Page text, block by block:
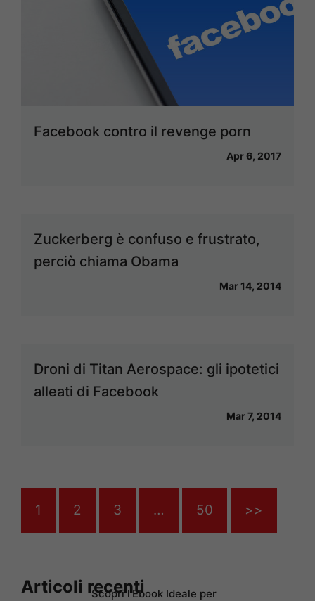
Facebook contro il revenge porn
Apr 6, 2017
Zuckerberg è confuso e frustrato,
perciò chiama Obama
Mar 14, 2014
Droni di Titan Aerospace: gli ipotetici
alleati di Facebook
Mar 7, 2014
1 2 3 … 50 >>
Articoli recentiScopri l’Ebook Ideale per